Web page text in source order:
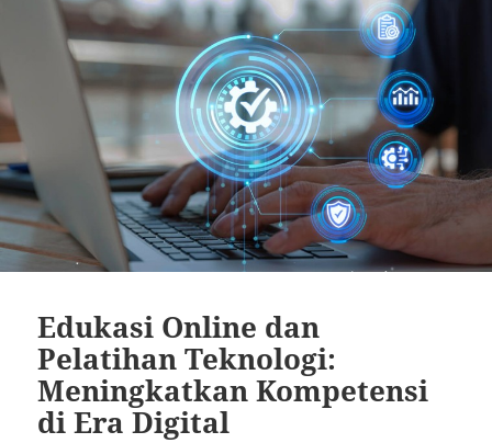
Edukasi Online dan
Pelatihan Teknologi:
Meningkatkan Kompetensi
di Era Digital